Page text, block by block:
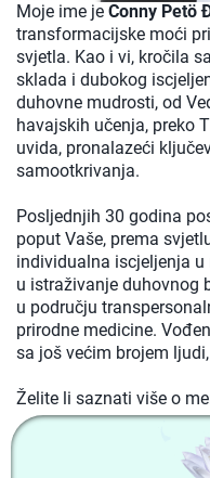
Moje ime je Conny Petö
transformacijske moći
svjetla. Kao i vi, kročila
sklada i dubokog
duhovne mudrosti, od
havajskih učenja, preko
uvida, pronalazeći
samootkrivanja.
Posljednjih 30 godina
poput Vaše, prema
individualna iscjeljenja u
u istraživanje duhovnog
u području
prirodne medicine.
sa još većim brojem
Želite li saznati više o